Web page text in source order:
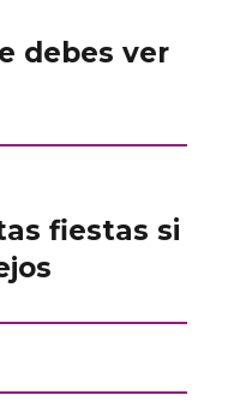
debes ver
fiestas si